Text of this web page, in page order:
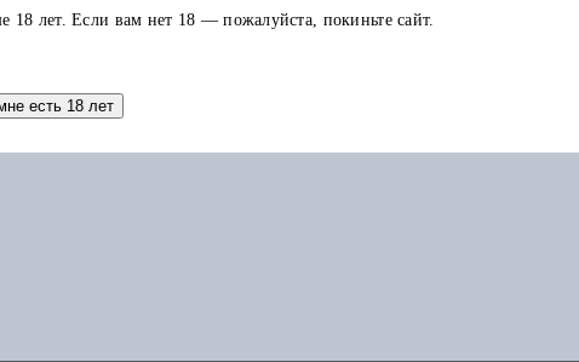
по карте можно использовать в других заказах.
18 лет. Если вам нет 18 — пожалуйста, покиньте сайт.
есть 18 лет